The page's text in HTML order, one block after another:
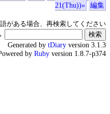
21(Thu))»
編集
がある場合、再検索してください
Generated by tDiary version 3.1.3
by Ruby version 1.8.7-p374